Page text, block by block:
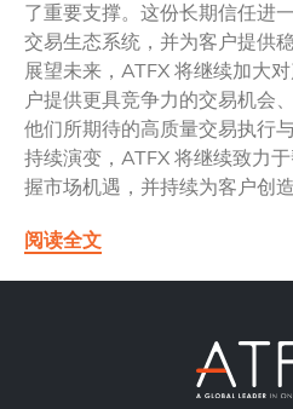
了重要支撑。这份长期信任进
交易生态系统，并为客户提供
展望未来，ATFX 将继续加大
户提供更具竞争力的交易机会
他们所期待的高质量交易执行
持续演变，ATFX 将继续致力
握市场机遇，并持续为客户创造
阅读全文